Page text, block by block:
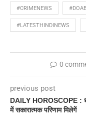
#CRIMENEWS
#LATESTHINDINEWS
0
previous post
DAILY HOROSCOPE : धनु
में सकारात्मक परिणाम मिलेगें